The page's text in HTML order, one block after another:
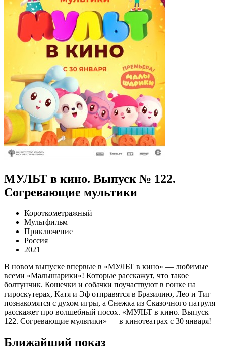
МУЛЬТ в кино. Выпуск № 122.
Согревающие мультики
Короткометражный
Мультфильм
Приключение
Россия
2021
В новом выпуске впервые в «МУЛЬТ в кино» — любимые
всеми «Малышарики»! Которые расскажут, что такое
болтунчик. Кошечки и собачки поучаствуют в гонке на
гироскутерах, Катя и Эф отправятся в Бразилию, Лео и Тиг
познакомятся с духом игры, а Снежка из Сказочного патруля
расскажет про волшебный посох. «МУЛЬТ в кино. Выпуск
122. Согревающие мультики» — в кинотеатрах с 30 января!
Ближайший показ